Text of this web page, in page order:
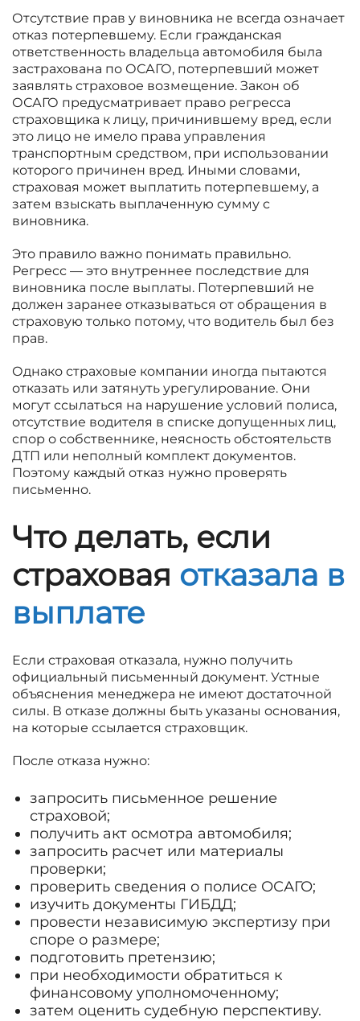
Отсутствие прав у виновника не всегда означает
отказ потерпевшему. Если гражданская
ответственность владельца автомобиля была
застрахована по ОСАГО, потерпевший может
заявлять страховое возмещение. Закон об
ОСАГО предусматривает право регресса
страховщика к лицу, причинившему вред, если
это лицо не имело права управления
транспортным средством, при использовании
которого причинен вред. Иными словами,
страховая может выплатить потерпевшему, а
затем взыскать выплаченную сумму с
виновника.
Это правило важно понимать правильно.
Регресс — это внутреннее последствие для
виновника после выплаты. Потерпевший не
должен заранее отказываться от обращения в
страховую только потому, что водитель был без
прав.
Однако страховые компании иногда пытаются
отказать или затянуть урегулирование. Они
могут ссылаться на нарушение условий полиса,
отсутствие водителя в списке допущенных лиц,
спор о собственнике, неясность обстоятельств
ДТП или неполный комплект документов.
Поэтому каждый отказ нужно проверять
письменно.
Что делать, если
страховая отказала в
выплате
Если страховая отказала, нужно получить
официальный письменный документ. Устные
объяснения менеджера не имеют достаточной
силы. В отказе должны быть указаны основания,
на которые ссылается страховщик.
После отказа нужно:
запросить письменное решение
страховой;
получить акт осмотра автомобиля;
запросить расчет или материалы
проверки;
проверить сведения о полисе ОСАГО;
изучить документы ГИБДД;
провести независимую экспертизу при
споре о размере;
подготовить претензию;
при необходимости обратиться к
финансовому уполномоченному;
затем оценить судебную перспективу.